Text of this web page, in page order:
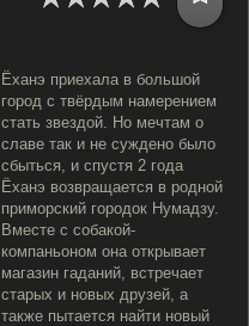
Ёханэ приехала в большой
город с твёрдым намерением
стать звездой. Но мечтам о
славе так и не суждено было
сбыться, и спустя 2 года
Ёханэ возвращается в родной
приморский городок Нумадзу.
Вместе с собакой-
компаньоном она открывает
магазин гаданий, встречает
старых и новых друзей, а
также пытается найти новый